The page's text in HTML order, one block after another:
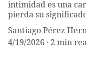
intimidad es una
pierda su
Santiago Pérez
4/19/2026
2 min